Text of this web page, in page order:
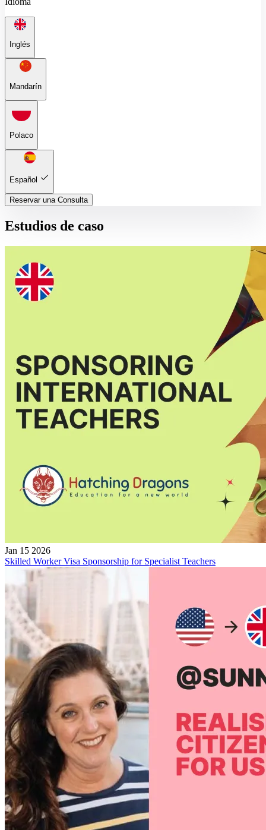
Inglés
Mandarín
Polaco
Español
Reservar una Consulta
Estudios de caso
Jan 15 2026
Skilled Worker Visa Sponsorship for Specialist Teachers